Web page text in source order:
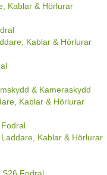
Kablar & Hörlurar
Kablar & Hörlurar
& Kameraskydd
Kablar & Hörlurar
Kablar & Hörlurar